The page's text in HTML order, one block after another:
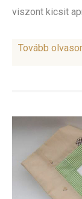
viszont kicsit
Tovább